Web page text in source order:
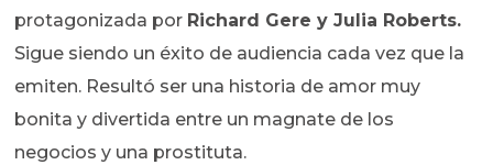
protagonizada por Richard Gere y Julia Roberts.
Sigue siendo un éxito de audiencia cada vez que la
emiten. Resultó ser una historia de amor muy
bonita y divertida entre un magnate de los
negocios y una prostituta.